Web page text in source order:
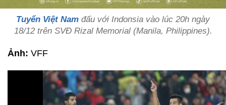
Tuyển Việt Nam đấu với Indonsia vào lúc 20h ngày
18/12 trên SVĐ Rizal Memorial (Manila, Philippines).
Ảnh: VFF